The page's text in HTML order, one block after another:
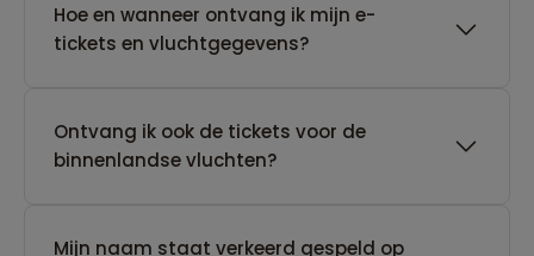
Hoe en wanneer ontvang ik mijn e-
tickets en vluchtgegevens?
Ontvang ik ook de tickets voor de
binnenlandse vluchten?
Mijn naam staat verkeerd gespeld op